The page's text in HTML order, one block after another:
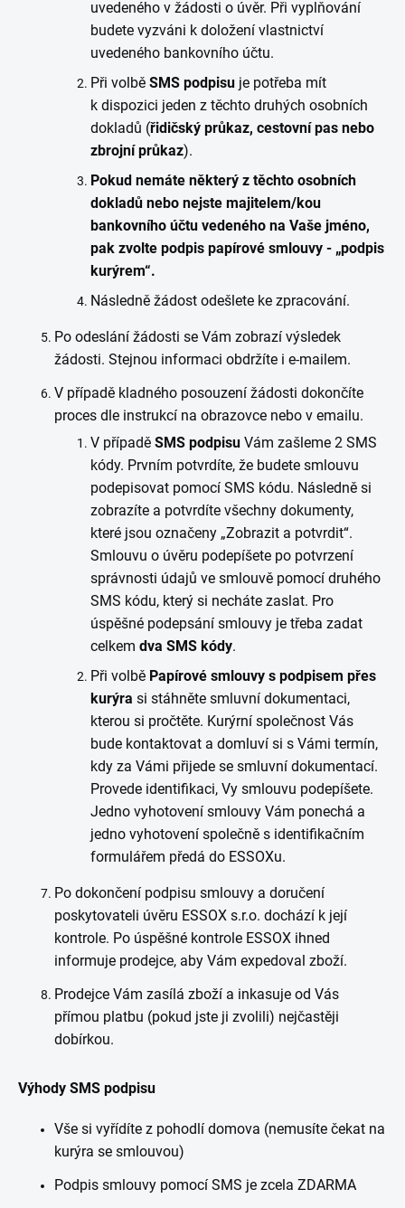
uvedeného v žádosti o úvěr. Při vyplňování
budete vyzváni k doložení vlastnictví
uvedeného bankovního účtu.
Při volbě SMS podpisu je potřeba mít
k dispozici jeden z těchto druhých osobních
dokladů (řidičský průkaz, cestovní pas nebo
zbrojní průkaz).
Pokud nemáte některý z těchto osobních
dokladů nebo nejste majitelem/kou
bankovního účtu vedeného na Vaše jméno,
pak zvolte podpis papírové smlouvy - „podpis
kurýrem“.
Následně žádost odešlete ke zpracování.
Po odeslání žádosti se Vám zobrazí výsledek
žádosti. Stejnou informaci obdržíte i e-mailem.
V případě kladného posouzení žádosti dokončíte
proces dle instrukcí na obrazovce nebo v emailu.
V případě SMS podpisu Vám zašleme 2 SMS
kódy. Prvním potvrdíte, že budete smlouvu
podepisovat pomocí SMS kódu. Následně si
zobrazíte a potvrdíte všechny dokumenty,
které jsou označeny „Zobrazit a potvrdit“.
Smlouvu o úvěru podepíšete po potvrzení
správnosti údajů ve smlouvě pomocí druhého
SMS kódu, který si necháte zaslat. Pro
úspěšné podepsání smlouvy je třeba zadat
celkem dva SMS kódy.
Při volbě Papírové smlouvy s podpisem přes
kurýra si stáhněte smluvní dokumentaci,
kterou si pročtěte. Kurýrní společnost Vás
bude kontaktovat a domluví si s Vámi termín,
kdy za Vámi přijede se smluvní dokumentací.
Provede identifikaci, Vy smlouvu podepíšete.
Jedno vyhotovení smlouvy Vám ponechá a
jedno vyhotovení společně s identifikačním
formulářem předá do ESSOXu.
Po dokončení podpisu smlouvy a doručení
poskytovateli úvěru ESSOX s.r.o. dochází k její
kontrole. Po úspěšné kontrole ESSOX ihned
informuje prodejce, aby Vám expedoval zboží.
Prodejce Vám zasílá zboží a inkasuje od Vás
přímou platbu (pokud jste ji zvolili) nejčastěji
dobírkou.
Výhody SMS podpisu
Vše si vyřídíte z pohodlí domova (nemusíte čekat na
kurýra se smlouvou)
Podpis smlouvy pomocí SMS je zcela ZDARMA